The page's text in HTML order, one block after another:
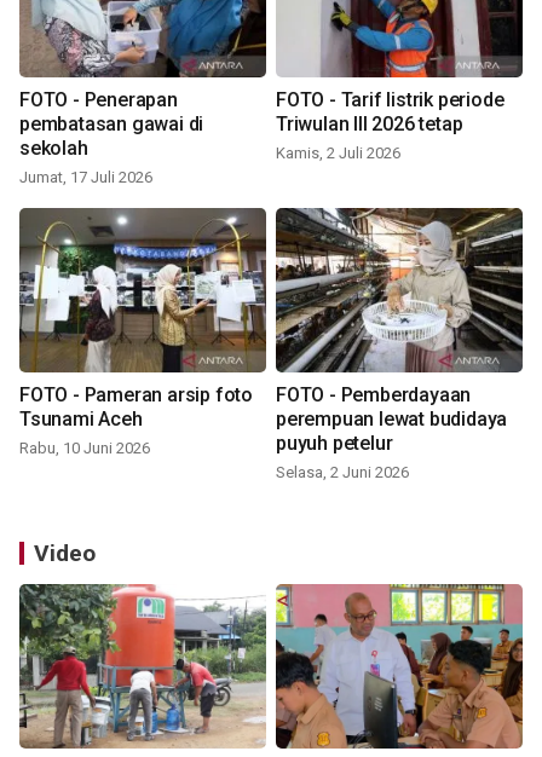
FOTO - Penerapan
pembatasan gawai di
sekolah
Jumat, 17 Juli 2026
FOTO - Tarif listrik periode
Triwulan III 2026 tetap
Kamis, 2 Juli 2026
FOTO - Pameran arsip foto
Tsunami Aceh
Rabu, 10 Juni 2026
FOTO - Pemberdayaan
perempuan lewat budidaya
puyuh petelur
Selasa, 2 Juni 2026
Video